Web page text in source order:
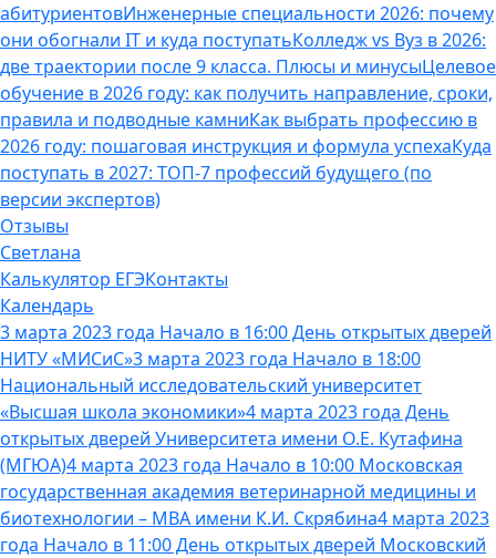
абитуриентовИнженерные специальности 2026: почему
они обогнали IT и куда поступатьКолледж vs Вуз в 2026:
две траектории после 9 класса. Плюсы и минусыЦелевое
обучение в 2026 году: как получить направление, сроки,
правила и подводные камниКак выбрать профессию в
2026 году: пошаговая инструкция и формула успехаКуда
поступать в 2027: ТОП-7 профессий будущего (по
версии экспертов)
Отзывы
Светлана
Калькулятор ЕГЭКонтакты
Календарь
3 марта 2023 года Начало в 16:00 День открытых дверей
НИТУ «МИСиС»3 марта 2023 года Начало в 18:00
Национальный исследовательский университет
«Высшая школа экономики»4 марта 2023 года День
открытых дверей Университета имени О.Е. Кутафина
(МГЮА)4 марта 2023 года Начало в 10:00 Московская
государственная академия ветеринарной медицины и
биотехнологии – МВА имени К.И. Скрябина4 марта 2023
года Начало в 11:00 День открытых дверей Московский